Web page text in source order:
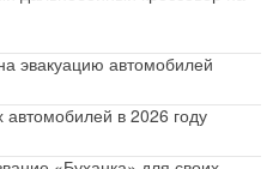
эвакуацию автомобилей
в 2026 году